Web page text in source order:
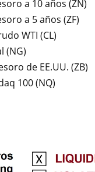
a 10 años (ZN)
a 5 años (ZF)
WTI (CL)
(NG)
de EE.UU. (ZB)
100 (NQ)